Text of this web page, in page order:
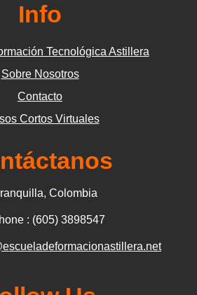
Info
Tecnológica Astillera
Sobre Nosotros
Contacto
Cortos Virtuales
Colombia
: (605) 3898547